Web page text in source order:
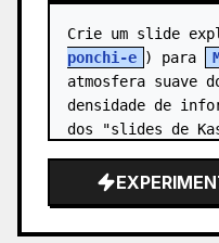
Crie um slide
ponchi-e ) para
atmosfera suave
densidade de
dos "slides de